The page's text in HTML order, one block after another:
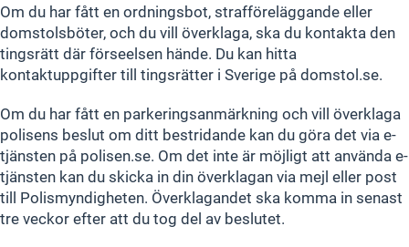
Om du har fått en ordningsbot, strafföreläggande eller
domstolsböter, och du vill överklaga, ska du kontakta den
tingsrätt där förseelsen hände. Du kan hitta
kontaktuppgifter till tingsrätter i Sverige på domstol.se.
Om du har fått en parkeringsanmärkning och vill överklaga
polisens beslut om ditt bestridande kan du göra det via e-
tjänsten på polisen.se. Om det inte är möjligt att använda e-
tjänsten kan du skicka in din överklagan via mejl eller post
till Polismyndigheten. Överklagandet ska komma in senast
tre veckor efter att du tog del av beslutet.